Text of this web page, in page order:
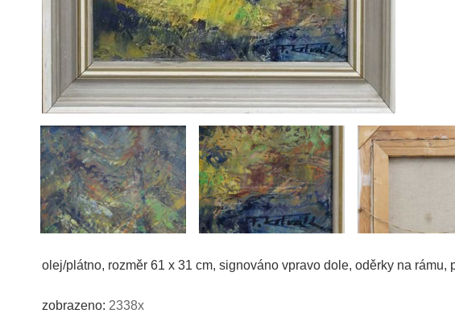
olej/plátno, rozměr 61 x 31 cm, signováno vpravo dole, oděrky na rámu,
zobrazeno: 2338x